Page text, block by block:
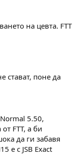
на цевта. FTT
стават, поне да
5.50,
FTT, а би
да ги забавя
е с JSB Exact